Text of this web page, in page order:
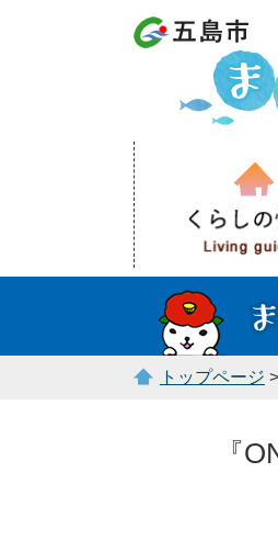
トップページ >
『